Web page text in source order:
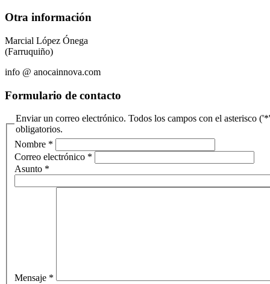
Otra información
Marcial López Ónega
(Farruquiño)
info @ anocainnova.com
Formulario de contacto
Enviar un correo electrónico. Todos los campos con el asterisco
obligatorios.
Nombre *
Correo electrónico *
Asunto *
Mensaje *